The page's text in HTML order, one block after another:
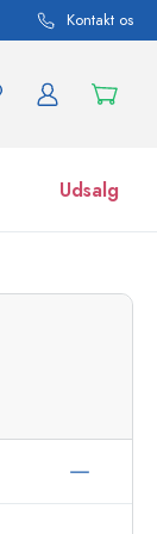
Kontakt os
Udsalg